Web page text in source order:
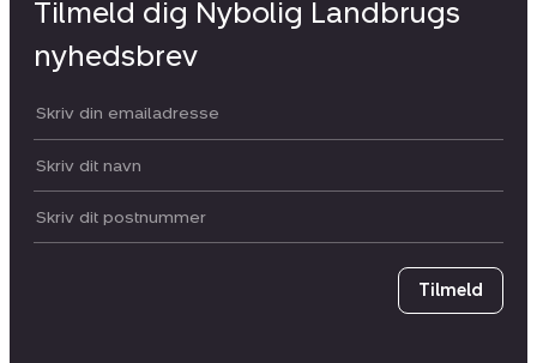
Tilmeld dig Nybolig Landbrugs
nyhedsbrev
Din email:
Dit navn:
Postnummer
Tilmeld